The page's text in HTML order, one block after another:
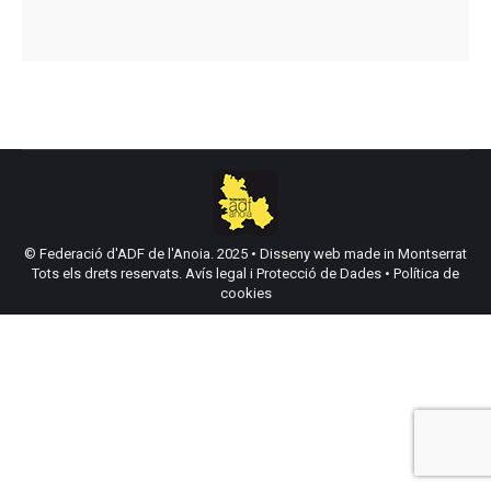
© Federació d'ADF de l'Anoia. 2025 • Disseny web made in Montserrat
Tots els drets reservats. Avís legal i Protecció de Dades • Política de
cookies